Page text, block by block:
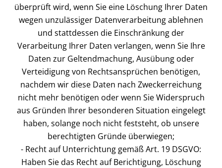
überprüft wird, wenn Sie eine Löschung Ihrer Daten
wegen unzulässiger Datenverarbeitung ablehnen
und stattdessen die Einschränkung der
Verarbeitung Ihrer Daten verlangen, wenn Sie Ihre
Daten zur Geltendmachung, Ausübung oder
Verteidigung von Rechtsansprüchen benötigen,
nachdem wir diese Daten nach Zweckerreichung
nicht mehr benötigen oder wenn Sie Widerspruch
aus Gründen Ihrer besonderen Situation eingelegt
haben, solange noch nicht feststeht, ob unsere
berechtigten Gründe überwiegen;
- Recht auf Unterrichtung gemäß Art. 19 DSGVO:
Haben Sie das Recht auf Berichtigung, Löschung